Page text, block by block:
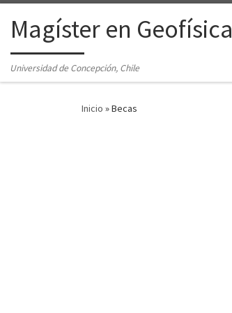
Magíster en Geofísica
Universidad de Concepción, Chile
Inicio »Becas